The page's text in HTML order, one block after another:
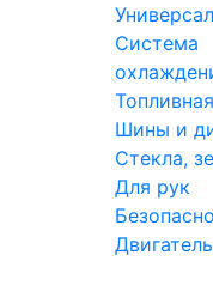
Система
Шины и
Стекла,
Для рук
Двигатель